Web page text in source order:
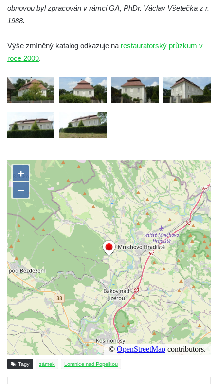
Zámek Milešov
Zámek Hrdly
Zámek Lovosice
Zámek Rynartice
Zámek Velký Valtinov
Zámek ve Sloupu v Čechách
Schmittův zámek Český Dub
Starý zámek Český Dub
Zámek Hrádek u Nechanic
Zámek Markvartice
Zámek Česká Kamenice
Zámek Potštejn
Zámek Hořice
Zámek Maníkovice
Zámek Lomnice nad Popelkou
Zámek Lipová
Zámek Ostrov
Zámek Bynovec
Zámek Nejdek
obnovou byl zpracován v rámci GA, PhDr. Václav Všetečka z r.
1988.
Výše zmíněný katalog odkazuje na restaurátorský průzkum v
roce 2009.
Tagy zámek Lomnice nad Popelkou